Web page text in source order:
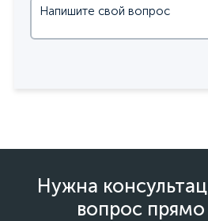
Нужна
вопрос прямо